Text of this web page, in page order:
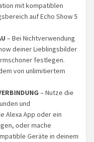
mit kompatiblen
auf Echo Show 5
– Bei Nichtverwendung
deiner Lieblingsbilder
festlegen.
von unlimitiertem
– Nutze die
und
Alexa App oder ein
oder mache
Geräte in deinem